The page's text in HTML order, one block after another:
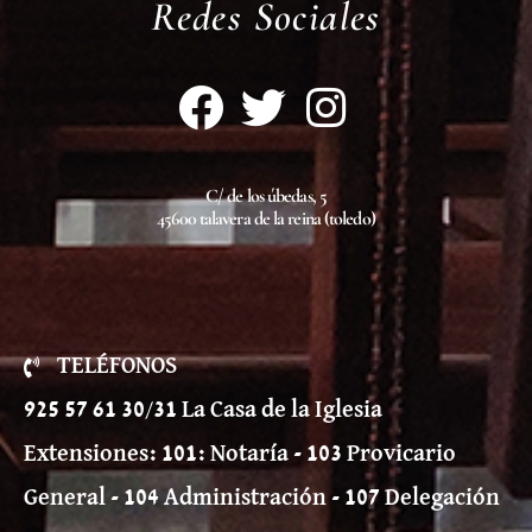
Redes Sociales
C/ de los úbedas, 5
45600 talavera de la reina (toledo)
TELÉFONOS
925 57 61 30/31 La Casa de la Iglesia
Extensiones: 101: Notaría - 103 Provicario
General - 104 Administración - 107 Delegación